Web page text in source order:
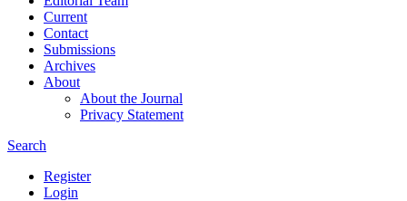
Current
Contact
Submissions
Archives
About
About the Journal
Privacy Statement
Search
Register
Login